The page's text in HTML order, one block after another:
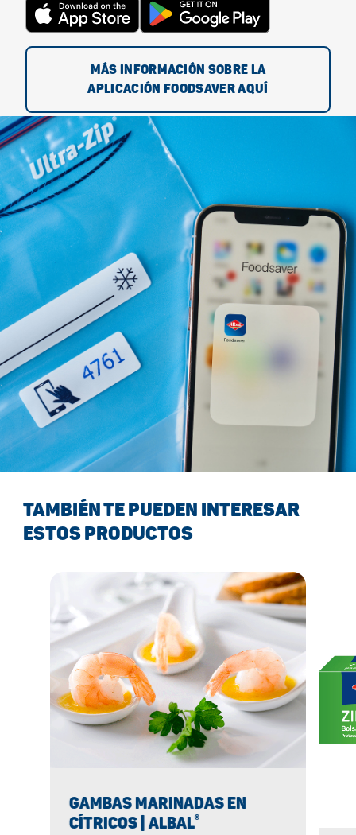
MÁS INFORMACIÓN SOBRE LA
APLICACIÓN FOODSAVER AQUÍ
TAMBIÉN TE PUEDEN INTERESAR
ESTOS PRODUCTOS
GAMBAS MARINADAS EN
CÍTRICOS | ALBAL®